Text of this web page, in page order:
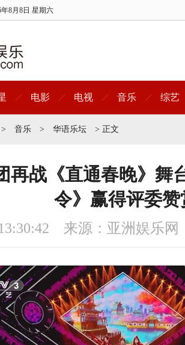
年8月8日 星期六
电影 电视 音乐 综艺
> 音乐 > 华语乐坛 > 正文
再战《直通春晚》舞
令》赢得评委赞
来源：亚洲娱乐网